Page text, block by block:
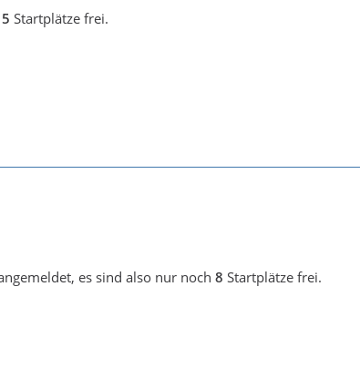
Startplätze frei.
es sind also nur noch 8 Startplätze frei.